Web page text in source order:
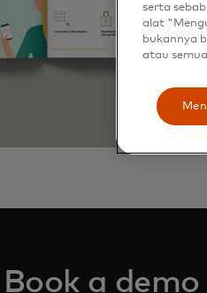
Book a demo
serta
alat
bukannya
atau